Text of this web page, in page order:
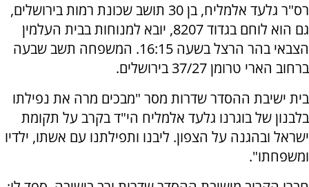
רס"ר גלעד אלמליח, בן 30 תושב שכונת רמות בירושלים,
גם הוא לוחם בגדוד 8207, יובא למנוחות בבית העלמין
הצבאי בהר הרצל בשעה 16:15. המשפחה תשב שבעה
ברחוב הארי טרומן 37/27 בירושלים.
בית ישיבת ההסדר שדרות מסר "מבכים מרה את נפילתו
בלבנון של בוגרנו גלעד אלמליח הי"ד בקרב על תקומת
ישראל ובהגנה על הצפון. ליבנו ותפילתנו עם אשתו, ילדיו
ומשפחתו".